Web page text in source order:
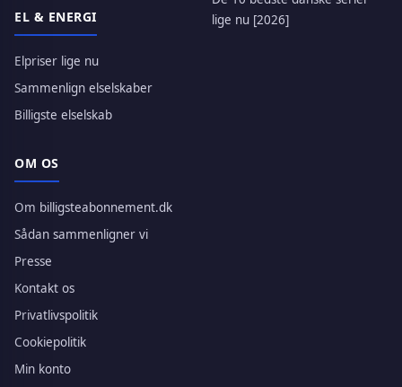
EL & ENERGI
Elpriser lige nu
Sammenlign elselskaber
Billigste elselskab
lige nu [2026]
OM OS
Om billigsteabonnement.dk
Sådan sammenligner vi
Presse
Kontakt os
Privatlivspolitik
Cookiepolitik
Min konto